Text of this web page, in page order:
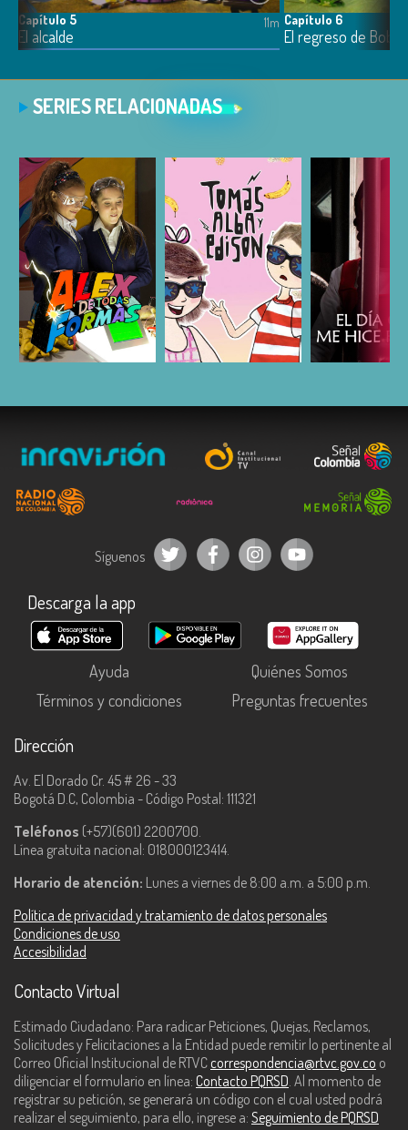
Capítulo 5
El alcalde
11m Capítulo 6
El regreso de
SERIES RELACIONADAS
ESCUCHAR ESCUCHAR
Síguenos
Descarga la app
Ayuda
Quiénes Somos
Términos y condiciones
Preguntas frecuentes
Dirección
Av. El Dorado Cr. 45 # 26 - 33
Bogotá D.C, Colombia - Código Postal: 111321
Teléfonos (+57)(601) 2200700.
Línea gratuita nacional: 018000123414.
Horario de atención: Lunes a viernes de 8:00 a.m. a 5:00 p.m.
Política de privacidad y tratamiento de datos personales
Condiciones de uso
Accesibilidad
Contacto Virtual
Estimado Ciudadano: Para radicar Peticiones, Quejas, Reclamos,
Solicitudes y Felicitaciones a la Entidad puede remitir lo pertinente al
Correo Oficial Institucional de RTVC correspondencia@rtvc.gov.co o
diligenciar el formulario en línea: Contacto PQRSD. Al momento de
registrar su petición, se generará un código con el cual usted podrá
realizar el seguimiento, para ello, ingrese a: Seguimiento de PQRSD